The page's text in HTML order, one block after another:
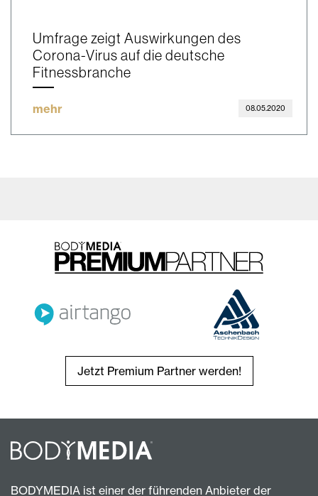
Umfrage zeigt Auswirkungen des
Corona-Virus auf die deutsche
Fitnessbranche
mehr 08.05.2020
Jetzt Premium Partner werden!
BODYMEDIA ist einer der führenden Anbieter der